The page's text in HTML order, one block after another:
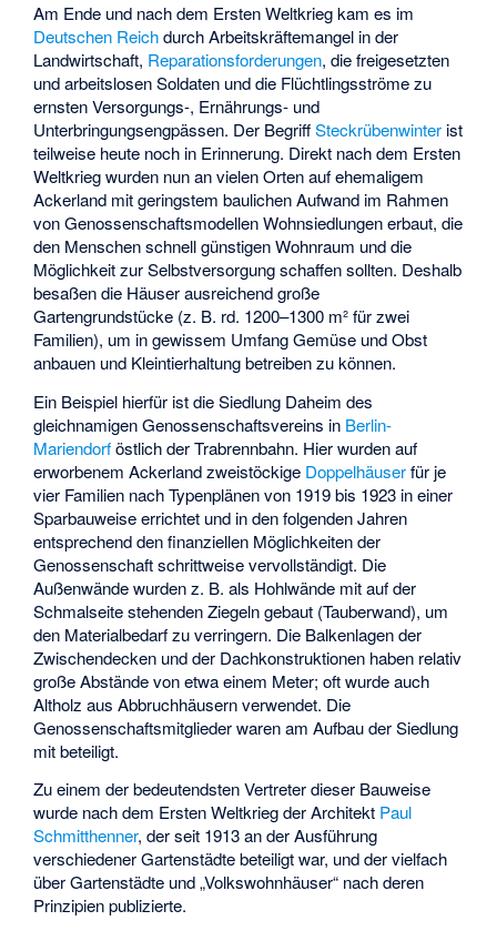
Am Ende und nach dem Ersten Weltkrieg kam es im
Deutschen Reichdurch Arbeitskräftemangel in der
Landwirtschaft, Reparationsforderungen, die freigesetzten
und arbeitslosen Soldaten und die Flüchtlingsströme zu
ernsten Versorgungs-, Ernährungs- und
Unterbringungsengpässen. Der BegriffSteckrübenwinter ist
teilweise heute noch in Erinnerung. Direkt nach dem Ersten
Weltkrieg wurden nun an vielen Orten auf ehemaligem
Ackerland mit geringstem baulichen Aufwand im Rahmen
von Genossenschaftsmodellen Wohnsiedlungen erbaut, die
den Menschen schnell günstigen Wohnraum und die
Möglichkeit zur Selbstversorgung schaffen sollten. Deshalb
besaßen die Häuser ausreichend große
Gartengrundstücke (z. B. rd. 1200–1300 m² für zwei
Familien), um in gewissem Umfang Gemüse und Obst
anbauen und Kleintierhaltung betreiben zu können.
Ein Beispiel hierfür ist dieSiedlung Daheim des
gleichnamigen Genossenschaftsvereins in Berlin-
Mariendorföstlich der Trabrennbahn. Hier wurden auf
erworbenem Ackerland zweistöckige Doppelhäuserfür je
vier Familien nach Typenplänen von 1919 bis 1923 in einer
Sparbauweise errichtet und in den folgenden Jahren
entsprechend den finanziellen Möglichkeiten der
Genossenschaft schrittweise vervollständigt. Die
Außenwände wurden z. B. als Hohlwände mit auf der
Schmalseite stehenden Ziegeln gebaut (Tauberwand), um
den Materialbedarf zu verringern. Die Balkenlagen der
Zwischendecken und der Dachkonstruktionen haben relativ
große Abstände von etwa einem Meter; oft wurde auch
Altholz aus Abbruchhäusern verwendet. Die
Genossenschaftsmitglieder waren am Aufbau der Siedlung
mit beteiligt.
Zu einem der bedeutendsten Vertreter dieser Bauweise
wurde nach dem Ersten Weltkrieg der Architekt Paul
Schmitthenner, der seit 1913 an der Ausführung
verschiedener Gartenstädte beteiligt war, und der vielfach
über Gartenstädte und „Volkswohnhäuser“ nach deren
Prinzipien publizierte.